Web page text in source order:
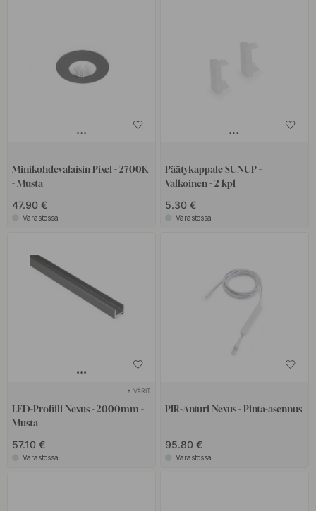
Minikohdevalaisin Pixel - 2700K
- Musta
47.90 €
Varastossa
Päätykappale SUNUP -
Valkoinen - 2 kpl
5.30 €
Varastossa
+ VÄRIT
LED-Profiili Nexus - 2000mm -
Musta
57.10 €
Varastossa
PIR-Anturi Nexus - Pinta-asennus
95.80 €
Varastossa